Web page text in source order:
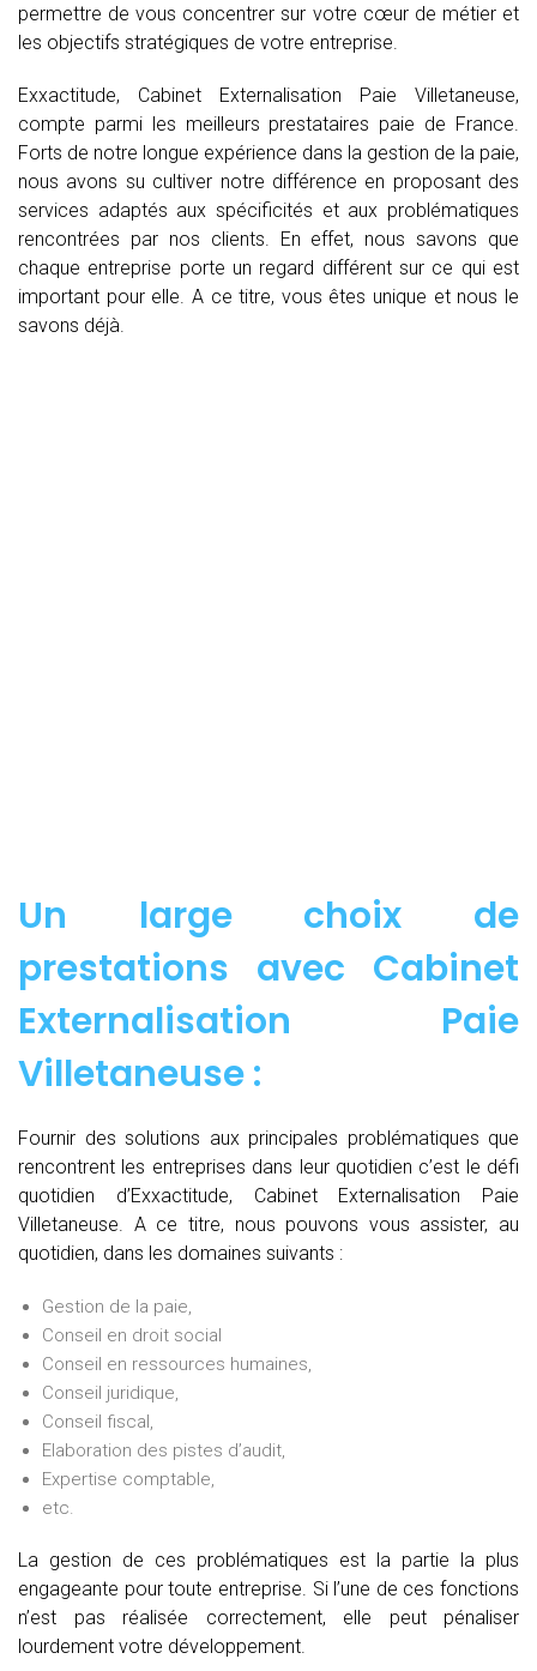
permettre de vous concentrer sur votre cœur de métier et
les objectifs stratégiques de votre entreprise.
Exxactitude, Cabinet Externalisation Paie Villetaneuse,
compte parmi les meilleurs prestataires paie de France.
Forts de notre longue expérience dans la gestion de la paie,
nous avons su cultiver notre différence en proposant des
services adaptés aux spécificités et aux problématiques
rencontrées par nos clients. En effet, nous savons que
chaque entreprise porte un regard différent sur ce qui est
important pour elle. A ce titre, vous êtes unique et nous le
savons déjà.
Un large choix de
prestations avec Cabinet
Externalisation Paie
Villetaneuse :
Fournir des solutions aux principales problématiques que
rencontrent les entreprises dans leur quotidien c’est le défi
quotidien d’Exxactitude, Cabinet Externalisation Paie
Villetaneuse. A ce titre, nous pouvons vous assister, au
quotidien, dans les domaines suivants :
Gestion de la paie,
Conseil en droit social
Conseil en ressources humaines,
Conseil juridique,
Conseil fiscal,
Elaboration des pistes d’audit,
Expertise comptable,
etc.
La gestion de ces problématiques est la partie la plus
engageante pour toute entreprise. Si l’une de ces fonctions
n’est pas réalisée correctement, elle peut pénaliser
lourdement votre développement.